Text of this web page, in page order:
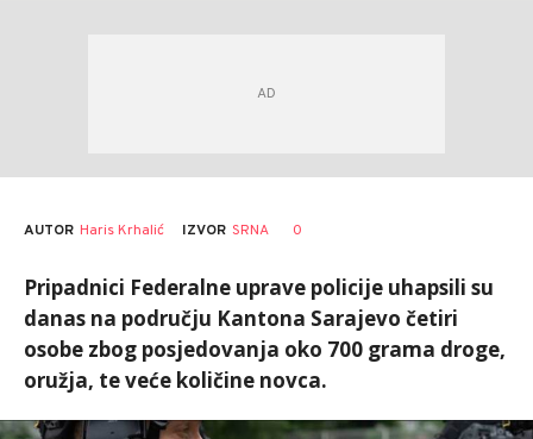
AUTOR Haris Krhalić IZVOR SRNA 0
Pripadnici Federalne uprave policije uhapsili su
danas na području Kantona Sarajevo četiri
osobe zbog posjedovanja oko 700 grama droge,
oružja, te veće količine novca.